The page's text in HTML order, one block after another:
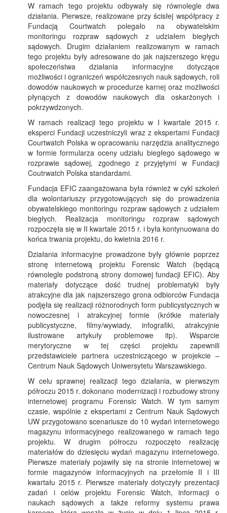
W ramach tego projektu odbywały się równolegle dwa
działania. Pierwsze, realizowane przy ścisłej współpracy z
Fundacją Courtwatch polegało na obywatelskim
monitoringu rozpraw sądowych z udziałem biegłych
sądowych. Drugim działaniem realizowanym w ramach
tego projektu były adresowane do jak najszerszego kręgu
społeczeństwa działania informacyjne dotyczące
możliwości i ograniczeń współczesnych nauk sądowych, roli
dowodów naukowych w procedurze karnej oraz możliwości
płynących z dowodów naukowych dla oskarżonych i
pokrzywdzonych.
W ramach realizacji tego projektu w I kwartale 2015 r.
eksperci Fundacji uczestniczyli wraz z ekspertami Fundacji
Courtwatch Polska w opracowaniu narzędzia analitycznego
w formie formularza oceny udziału biegłego sądowego w
rozprawie sądowej, zgodnego z przyjętymi w Fundacji
Coutrwatch Polska standardami.
Fundacja EFIC zaangażowana była również w cykl szkoleń
dla wolontariuszy przygotowujących się do prowadzenia
obywatelskiego monitoringu rozpraw sądowych z udziałem
biegłych. Realizacja monitoringu rozpraw sądowych
rozpoczęła się w II kwartale 2015 r. i była kontynuowana do
końca trwania projektu, do kwietnia 2016 r.
Działania informacyjne prowadzone były głównie poprzez
stronę internetową projektu Forensic Watch (będącą
równolegle podstroną strony domowej fundacji EFIC). Aby
materiały dotyczące dość trudnej problematyki były
atrakcyjne dla jak najszerszego grona odbiorców Fundacja
podjęła się realizacji różnorodnych form publicystycznych w
nowoczesnej i atrakcyjnej formie (krótkie materiały
publicystyczne, filmy/wywiady, infografiki, atrakcyjnie
ilustrowane artykuły problemowe itp). Wsparcie
merytoryczne w tej części projektu zapewnili
przedstawiciele partnera uczestniczącego w projekcie –
Centrum Nauk Sądowych Uniwersytetu Warszawskiego.
W celu sprawnej realizacji tego działania, w pierwszym
półroczu 2015 r. dokonano modernizacji i rozbudowy strony
internetowej programu Forensic Watch. W tym samym
czasie, wspólnie z ekspertami z Centrum Nauk Sądowych
UW przygotowano scenariusze do 10 wydań internetowego
magazynu informacyjnego realizowanego w ramach tego
projektu. W drugim półroczu rozpoczęto realizację
materiałów do dziesięciu wydań magazynu internetowego.
Pierwsze materiały pojawiły się na stronie internetowej w
formie magazynów informacyjnych na przełomie II i III
kwartału 2015 r. Pierwsze materiały dotyczyły prezentacji
zadań i celów projektu Forensic Watch, informacji o
naukach sądowych a także reformy systemu prawa